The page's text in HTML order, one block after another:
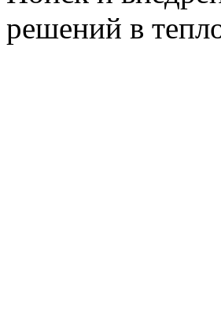
решений в